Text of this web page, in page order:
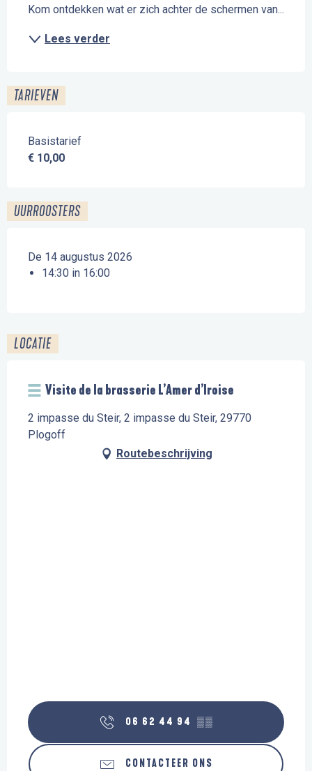
Kom ontdekken wat er zich achter de schermen van...
Lees verder
TARIEVEN
Basistarief
€ 10,00
UURROOSTERS
De 14 augustus 2026
14:30 in 16:00
LOCATIE
Visite de la brasserie L’Amer d’Iroise
2 impasse du Steir, 2 impasse du Steir, 29770
Plogoff
Routebeschrijving
06 62 44 94 ▒▒
CONTACTEER ONS